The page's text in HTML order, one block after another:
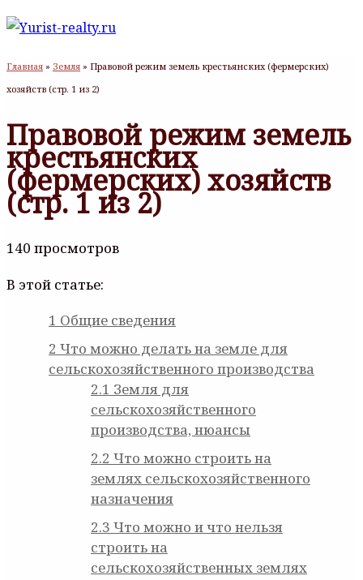
Главная » Земля » Правовой режим земель крестьянских (фермерских)
хозяйств (стр. 1 из 2)
Правовой режим земель
крестьянских
(фермерских) хозяйств
(стр. 1 из 2)
140 просмотров
В этой статье:
1 Общие сведения
2 Что можно делать на земле для
сельскохозяйственного производства
2.1 Земля для
сельскохозяйственного
производства, нюансы
2.2 Что можно строить на
землях сельскохозяйственного
назначения
2.3 Что можно и что нельзя
строить на
сельскохозяйственных землях